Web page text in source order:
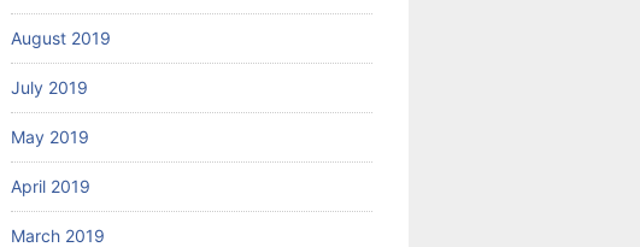
August 2019
July 2019
May 2019
April 2019
March 2019